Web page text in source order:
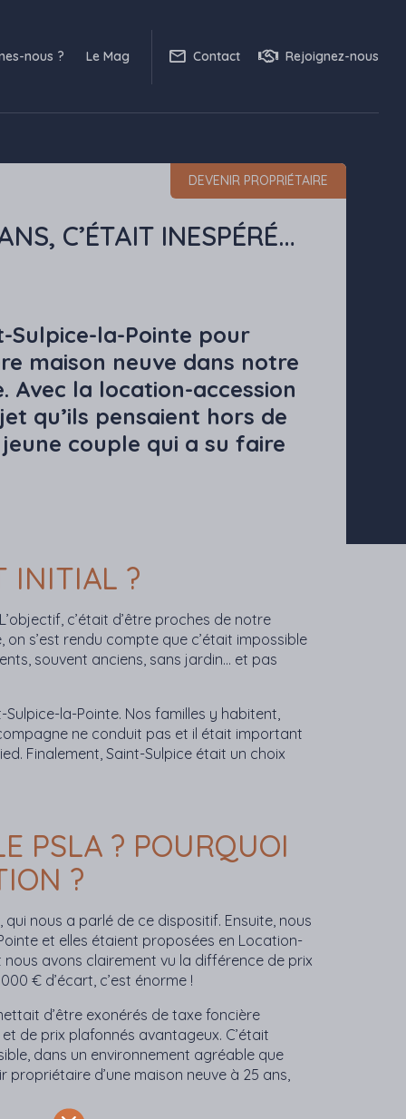
nous ? Le Mag Contact Rejoignez-nous
DEVENIR PROPRIÉTAIRE
C’ÉTAIT INESPÉRÉ…
Sulpice-la-Pointe pour
maison neuve dans notre
Avec la location-accession
qu’ils pensaient hors de
couple qui a su faire
INITIAL ?
c’était d’être proches de notre
s’est rendu compte que c’était impossible
souvent anciens, sans jardin… et pas
la-Pointe. Nos familles y habitent,
ne conduit pas et il était important
Finalement, Saint-Sulpice était un choix
PSLA ? POURQUOI
?
qui nous a parlé de ce dispositif. Ensuite, nous
et elles étaient proposées en Location-
avons clairement vu la différence de prix
€ d’écart, c’est énorme !
d’être exonérés de taxe foncière
de prix plafonnés avantageux. C’était
dans un environnement agréable que
propriétaire d’une maison neuve à 25 ans,